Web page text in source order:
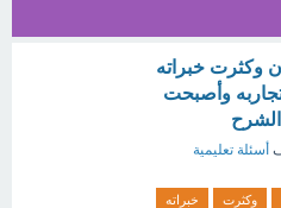
وكثرت خبراته
وأصبحت
الشرح
أسئلة تعليمية
وكثرت
خبراته